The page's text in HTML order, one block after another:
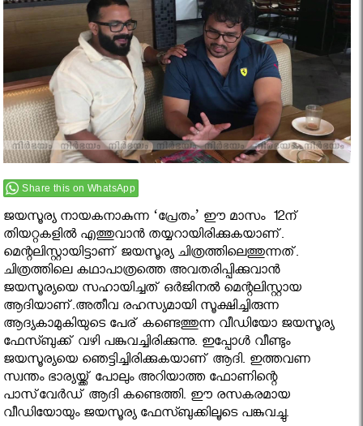
Share this on WhatsApp
ജയസൂര്യ നായകനാകുന്ന ‘പ്രേതം’ ഈ മാസം 12ന്
തിയറ്റകളില്‍ എത്തുവാന്‍ തയ്യറായിരിക്കുകയാണ്.
മെന്റലിസ്റ്റായിട്ടാണ് ജയസൂര്യ ചിത്രത്തിലെത്തുന്നത്.
ചിത്രത്തിലെ കഥാപാത്രത്തെ അവതരിപ്പിക്കുവാന്‍
ജയസൂര്യയെ സഹായിച്ചത് ഒര്‍ജിനല്‍ മെന്റലിസ്റ്റായ
ആദിയാണ്.അതീവ രഹസ്യമായി സൂക്ഷിച്ചിരുന്ന
ആദ്യകാമുകിയുടെ പേര് കണ്ടെത്തുന്ന വീഡിയോ ജയസൂര്യ
ഫേസ്ബുക്ക് വഴി പങ്കുവച്ചിരിക്കുന്നു. ഇപ്പോള്‍ വീണ്ടും
ജയസൂര്യയെ ഞെട്ടിച്ചിരിക്കുകയാണ് ആദി. ഇത്തവണ
സ്വന്തം ഭാര്യയ്ക്ക് പോലും അറിയാത്ത ഫോണിന്റെ
പാസ്‌വേര്‍ഡ് ആദി കണ്ടെത്തി. ഈ രസകരമായ
വീഡിയോയും ജയസൂര്യ ഫേസ്ബുക്കിലൂടെ പങ്കുവച്ചു.